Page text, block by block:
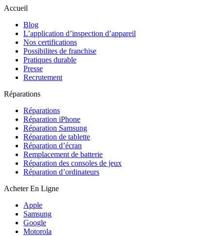
Accueil
Blog
L’application d’inspection d’appareil
Nos certifications
Possibilites de franchise
Pratiques durable
Presse
Recrutement
Réparations
Réparations
Réparation iPhone
Réparation Samsung
Réparation de tablette
Réparation d’écran
Remplacement de batterie
Réparation des consoles de jeux
Réparation d’ordinateurs
Acheter En Ligne
Apple
Samsung
Google
Motorola